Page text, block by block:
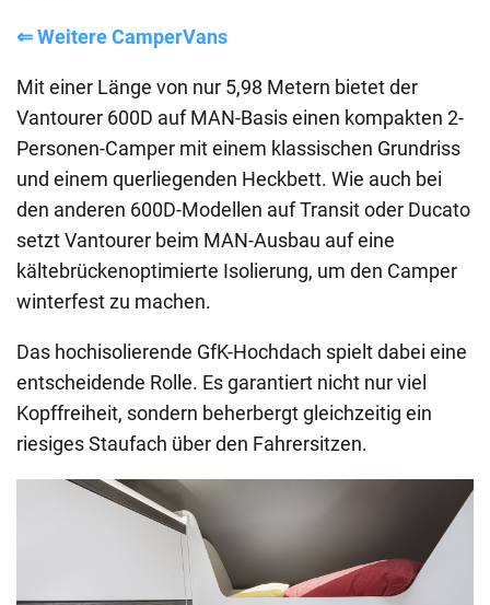
⇐ Weitere CamperVans
Mit einer Länge von nur 5,98 Metern bietet der
Vantourer 600D auf MAN-Basis einen kompakten 2-
Personen-Camper mit einem klassischen Grundriss
und einem querliegenden Heckbett. Wie auch bei
den anderen 600D-Modellen auf Transit oder Ducato
setzt Vantourer beim MAN-Ausbau auf eine
kältebrückenoptimierte Isolierung, um den Camper
winterfest zu machen.
Das hochisolierende GfK-Hochdach spielt dabei eine
entscheidende Rolle. Es garantiert nicht nur viel
Kopffreiheit, sondern beherbergt gleichzeitig ein
riesiges Staufach über den Fahrersitzen.